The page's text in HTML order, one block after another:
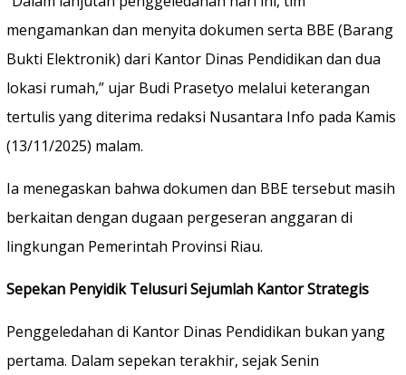
mengamankan dan menyita dokumen serta BBE (Barang
Bukti Elektronik) dari Kantor Dinas Pendidikan dan dua
lokasi rumah,” ujar Budi Prasetyo melalui keterangan
tertulis yang diterima redaksi Nusantara Info pada Kamis
(13/11/2025) malam.
Ia menegaskan bahwa dokumen dan BBE tersebut masih
berkaitan dengan dugaan pergeseran anggaran di
lingkungan Pemerintah Provinsi Riau.
Sepekan Penyidik Telusuri Sejumlah Kantor Strategis
Penggeledahan di Kantor Dinas Pendidikan bukan yang
pertama. Dalam sepekan terakhir, sejak Senin